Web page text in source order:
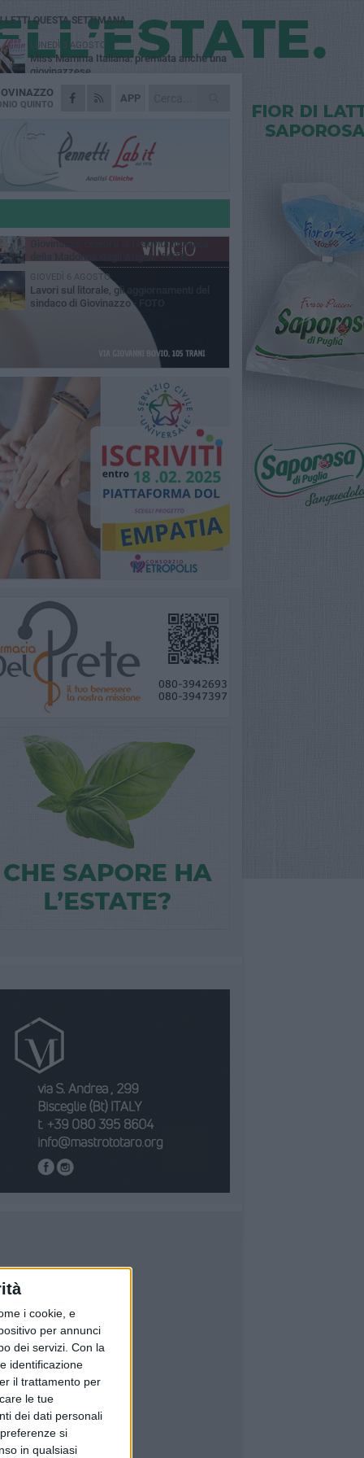
i cookie, e
per annunci
dei servizi. Con la
identificazione
il trattamento per
le tue
dei dati personali
si
in qualsiasi
APP
QUINTO
LETTI QUESTA SETTIMANA
LUNEDÌ 3 AGOSTO
Miss Mamma Italiana: premiata anche una
giovinazzese
MARTEDÌ 4 AGOSTO
Liquidi oleosi sul litorale di Giovinazzo,
MERCOLEDÌ 5 AGOSTO
Problemi raccolta plastica in Puglia:
l'assessora Ciliento prova a spegnere le
LUNEDÌ 3 AGOSTO
«Giovinazzo, a che punto siamo?»:
MARTEDÌ 4 AGOSTO
Giovinazzo celebra la festività liturgica
della Madonna degli Angeli - FOTO
GIOVEDÌ 6 AGOSTO
Lavori sul litorale, gli aggiornamenti del
sindaco di Giovinazzo - FOTO